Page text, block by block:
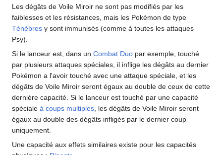
Les dégâts de Voile Miroir ne sont pas modifiés par les
faiblesses et les résistances, mais les Pokémon de type
Ténèbres y sont immunisés (comme à toutes les attaques
Psy).
Si le lanceur est, dans un Combat Duo par exemple, touché
par plusieurs attaques spéciales, il inflige les dégâts au dernier
Pokémon a l'avoir touché avec une attaque spéciale, et les
dégâts de Voile Miroir seront égaux au double de ceux de cette
dernière capacité. Si le lanceur est touché par une capacité
spéciale à coups multiples , les dégâts de Voile Miroir seront
égaux au double des dégâts infligés par le dernier coup
uniquement.
Une capacité aux effets similaires existe pour les capacités